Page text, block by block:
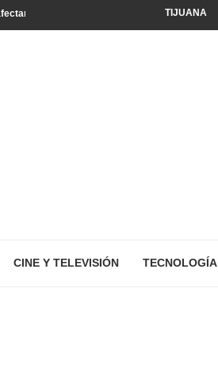
a turistas y residentes legalesTIJUANA
CINE Y TELEVISIÓN TECNOLOGÍA